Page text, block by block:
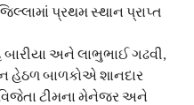
પ્રથમ સ્થાન પ્રાપ્ત
અને લાભુભાઈ ગઢવી,
હેઠળ બાળકોએ શાનદાર
વિજેતા ટીમના મેનેજર અને